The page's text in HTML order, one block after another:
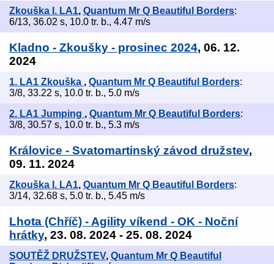
Zkouška I. LA1, Quantum Mr Q Beautiful Borders:
6/13, 36.02 s, 10.0 tr. b., 4.47 m/s
Kladno - Zkoušky - prosinec 2024, 06. 12.
2024
1. LA1 Zkouška , Quantum Mr Q Beautiful Borders:
3/8, 33.22 s, 10.0 tr. b., 5.0 m/s
2. LA1 Jumping , Quantum Mr Q Beautiful Borders:
3/8, 30.57 s, 10.0 tr. b., 5.3 m/s
Královice - Svatomartinský závod družstev,
09. 11. 2024
Zkouška I. LA1, Quantum Mr Q Beautiful Borders:
3/14, 32.68 s, 5.0 tr. b., 5.45 m/s
Lhota (Chříč) - Agility víkend - OK - Noční
hrátky, 23. 08. 2024 - 25. 08. 2024
SOUTĚŽ DRUŽSTEV, Quantum Mr Q Beautiful